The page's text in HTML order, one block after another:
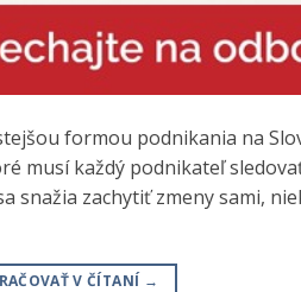
formou podnikania na
musí každý podnikateľ
snažia zachytiť zmeny sami,
V ČÍTANÍ →